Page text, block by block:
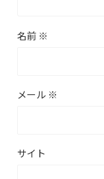
名前 ※
メール ※
サイト